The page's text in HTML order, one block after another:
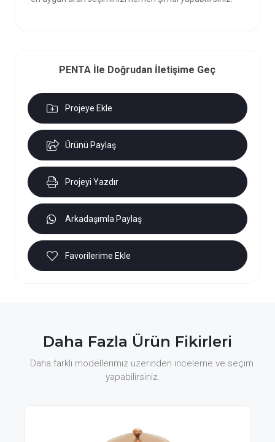
PENTA İle Doğrudan İletişime Geç
Projeye Ekle
Ürünü Paylaş
Projeyi Yazdır
Arkadaşımla Paylaş
Favorilerime Ekle
Daha Fazla Ürün Fikirleri
Daha farklı modellerimiz üzerinden inceleme ve seçim
yapabilirsiniz.